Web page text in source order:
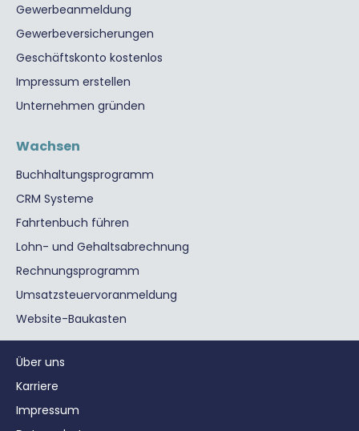
Gewerbeanmeldung
Gewerbeversicherungen
Geschäftskonto kostenlos
Impressum erstellen
Unternehmen gründen
Wachsen
Buchhaltungsprogramm
CRM Systeme
Fahrtenbuch führen
Lohn- und Gehaltsabrechnung
Rechnungsprogramm
Umsatzsteuervoranmeldung
Website-Baukasten
Über uns
Karriere
Impressum